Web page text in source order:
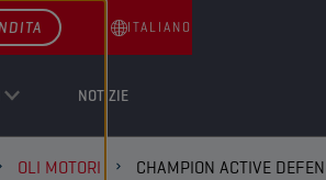
NOTIZIE
ITALIANO
OLI MOTORI CHAMPION ACTIVE